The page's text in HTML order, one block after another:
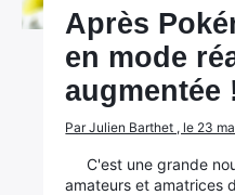
Après
en mode
augmentée
Par Julien Barthet , le 23
C'est une grande
amateurs et amatrices